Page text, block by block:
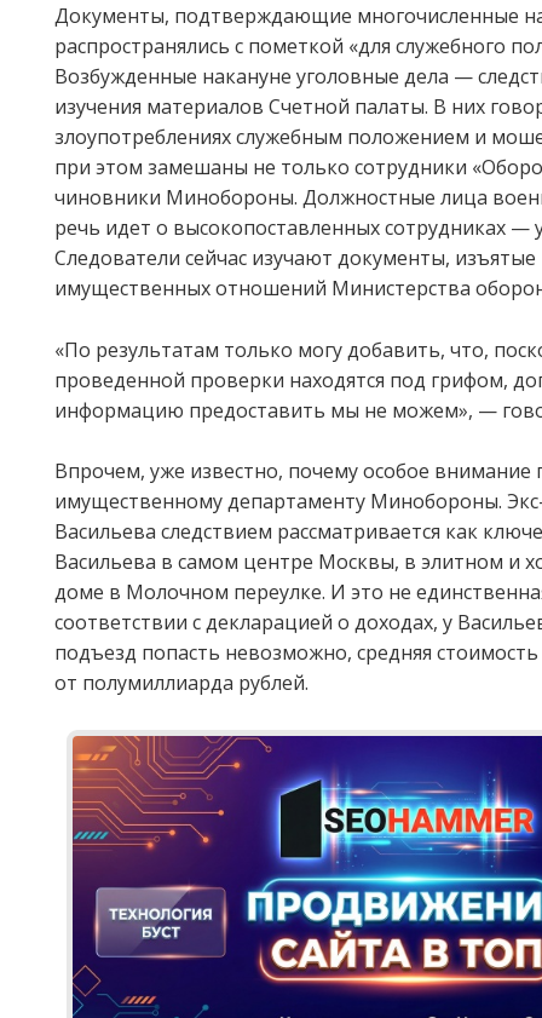
Документы, подтверждающие многочисленные
распространялись с пометкой «для служебного
Возбужденные накануне уголовные дела —
изучения материалов Счетной палаты. В них
злоупотреблениях служебным положением и
при этом замешаны не только сотрудники
чиновники Минобороны. Должностные лица
речь идет о высокопоставленных сотрудниках
Следователи сейчас изучают документы,
имущественных отношений Министерства
«По результатам только могу добавить, что,
проведенной проверки находятся под грифом,
информацию предоставить мы не можем», —
Впрочем, уже известно, почему особое
имущественному департаменту Минобороны.
Васильева следствием рассматривается как
Васильева в самом центре Москвы, в элитном и
доме в Молочном переулке. И это не
соответствии с декларацией о доходах, у
подъезд попасть невозможно, средняя
от полумиллиарда рублей.